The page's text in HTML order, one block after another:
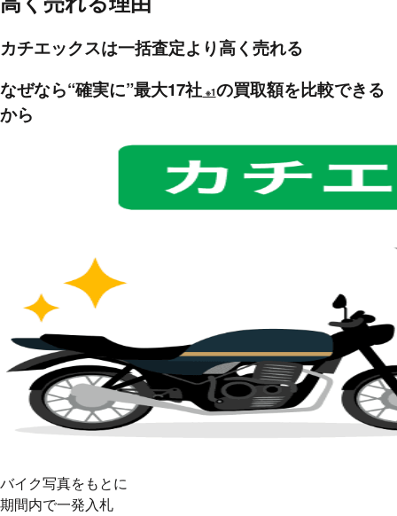
カチエックスは一括査定より高く売れる
なぜなら“確実に”最大17社 ※1の買取額を比較できる
から
バイク写真をもとに
期間内で一発入札